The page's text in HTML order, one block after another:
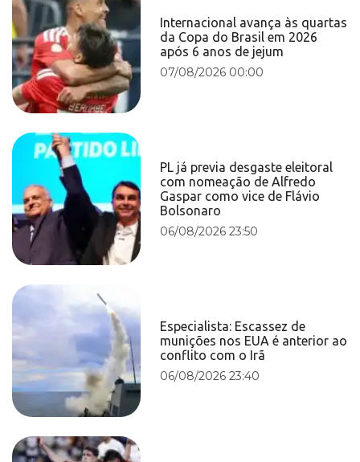
Internacional avança às quartas
da Copa do Brasil em 2026
após 6 anos de jejum
07/08/2026 00:00
PL já previa desgaste eleitoral
com nomeação de Alfredo
Gaspar como vice de Flávio
Bolsonaro
06/08/2026 23:50
Especialista: Escassez de
munições nos EUA é anterior ao
conflito com o Irã
06/08/2026 23:40